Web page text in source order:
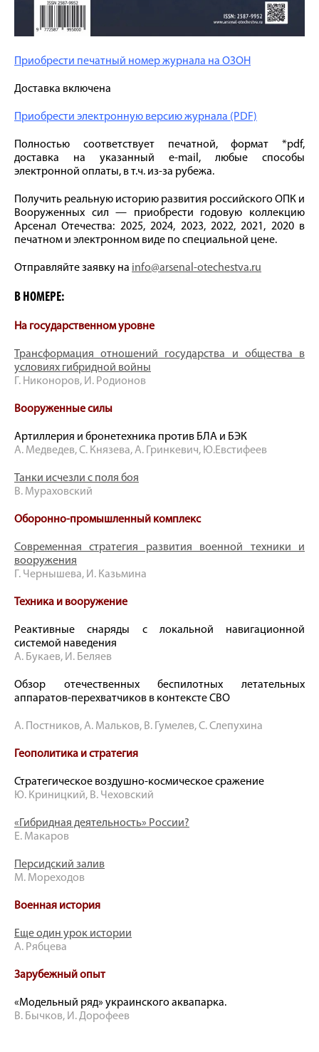
Приобрести печатный номер журнала на ОЗОН
Доставка включена
Приобрести электронную версию журнала (PDF)
Полностью соответствует печатной, формат *pdf,
доставка на указанный e-mail, любые способы
электронной оплаты, в т.ч. из-за рубежа.
Получить реальную историю развития российского ОПК и
Вооруженных сил — приобрести годовую коллекцию
Арсенал Отечества: 2025, 2024, 2023, 2022, 2021, 2020 в
печатном и электронном виде по специальной цене.
Отправляйте заявку на info@arsenal-otechestva.ru
В НОМЕРЕ:
На государственном уровне
Трансформация отношений государства и общества в
условиях гибридной войны
Г. Никоноров, И. Родионов
Вооруженные силы
Артиллерия и бронетехника против БЛА и БЭК
А. Медведев, С. Князева, А. Гринкевич, Ю.Евстифеев
Танки исчезли с поля боя
В. Мураховский
Оборонно-промышленный комплекс
Современная стратегия развития военной техники и
вооружения
Г. Чернышева, И. Казьмина
Техника и вооружение
Реактивные снаряды с локальной навигационной
системой наведения
А. Букаев, И. Беляев
Обзор отечественных беспилотных летательных
аппаратов-перехватчиков в контексте СВО
А. Постников, А. Мальков, В. Гумелев, С. Слепухина
Геополитика и стратегия
Стратегическое воздушно-космическое сражение
Ю. Криницкий, В. Чеховский
«Гибридная деятельность» России?
Е. Макаров
Персидский залив
М. Мореходов
Военная история
Еще один урок истории
А. Рябцева
Зарубежный опыт
«Модельный ряд» украинского аквапарка.
В. Бычков, И. Дорофеев